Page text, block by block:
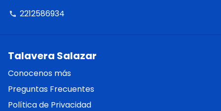
phone 2212586934
Talavera Salazar
Conocenos más
Preguntas Frecuentes
Política de Privacidad